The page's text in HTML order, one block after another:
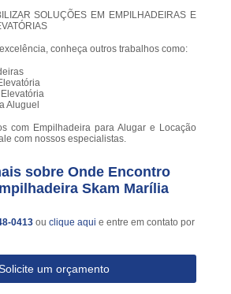
SOLUÇÕES EM EMPILHADEIRAS E
conheça outros trabalhos como:
Aluguel
com Empilhadeira para Alugar e Locação
com nossos especialistas.
sobre Onde Encontro
Skam Marília
0413 ou clique aqui e entre em contato por
um orçamento